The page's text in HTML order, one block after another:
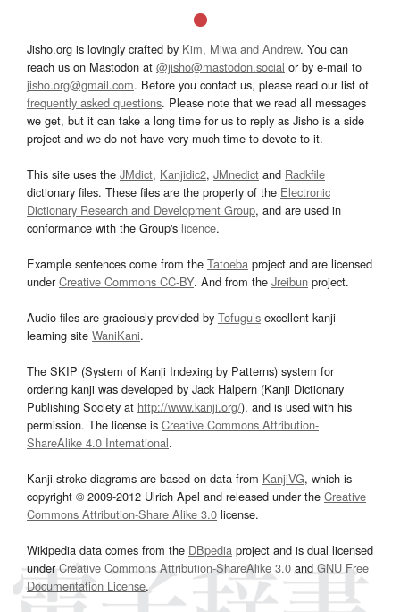
Jisho.org is lovingly crafted by Kim, Miwa and Andrew. You can
reach us on Mastodon at @jisho@mastodon.social or by e-mail to
jisho.org@gmail.com. Before you contact us, please read our list of
frequently asked questions. Please note that we read all messages
we get, but it can take a long time for us to reply as Jisho is a side
project and we do not have very much time to devote to it.
This site uses the JMdict, Kanjidic2, JMnedict and Radkfile
dictionary files. These files are the property of the Electronic
Dictionary Research and Development Group, and are used in
conformance with the Group's licence.
Example sentences come from the Tatoeba project and are licensed
underCreative Commons CC-BY. And from the Jreibun project.
Audio files are graciously provided by Tofugu’s excellent kanji
learning site WaniKani.
The SKIP (System of Kanji Indexing by Patterns) system for
ordering kanji was developed by Jack Halpern (Kanji Dictionary
Publishing Society at http://www.kanji.org/), and is used with his
permission. The license is Creative Commons Attribution-
ShareAlike 4.0 International.
Kanji stroke diagrams are based on data from KanjiVG, which is
copyright © 2009-2012 Ulrich Apel and released under the Creative
Commons Attribution-Share Alike 3.0 license.
Wikipedia data comes from the DBpedia project and is dual licensed
underCreative Commons Attribution-ShareAlike 3.0and GNU Free
Documentation License.